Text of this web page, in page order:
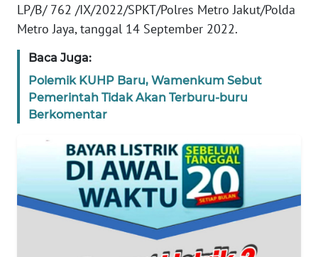
LP/B/ 762 /IX/2022/SPKT/Polres Metro Jakut/Polda
Metro Jaya, tanggal 14 September 2022.
Baca Juga:
Polemik KUHP Baru, Wamenkum Sebut
Pemerintah Tidak Akan Terburu-buru
Berkomentar
WN
BANTEN
WN
NTT
KEPRI
PAPUA